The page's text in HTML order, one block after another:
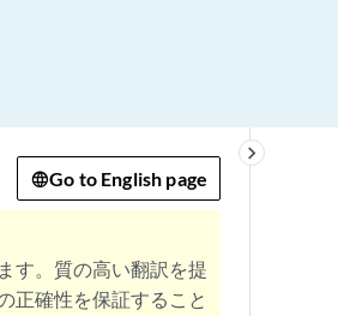
keyboard_arrow_right
Go to English page
す。質の高い翻訳を提
正確性を保証すること